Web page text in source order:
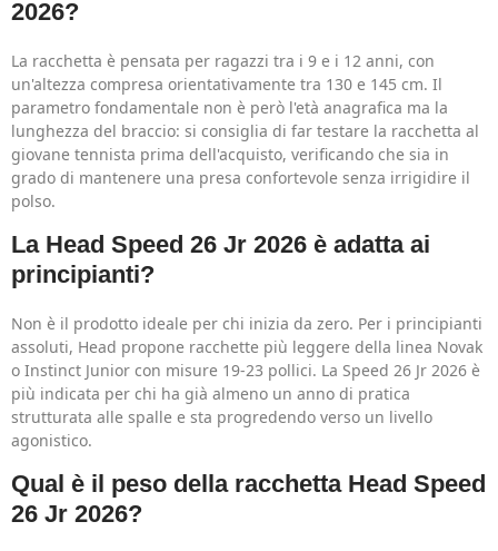
2026?
La racchetta è pensata per ragazzi tra i 9 e i 12 anni, con
un'altezza compresa orientativamente tra 130 e 145 cm. Il
parametro fondamentale non è però l'età anagrafica ma la
lunghezza del braccio: si consiglia di far testare la racchetta al
giovane tennista prima dell'acquisto, verificando che sia in
grado di mantenere una presa confortevole senza irrigidire il
polso.
La Head Speed 26 Jr 2026 è adatta ai
principianti?
Non è il prodotto ideale per chi inizia da zero. Per i principianti
assoluti, Head propone racchette più leggere della linea Novak
o Instinct Junior con misure 19-23 pollici. La Speed 26 Jr 2026 è
più indicata per chi ha già almeno un anno di pratica
strutturata alle spalle e sta progredendo verso un livello
agonistico.
Qual è il peso della racchetta Head Speed
26 Jr 2026?